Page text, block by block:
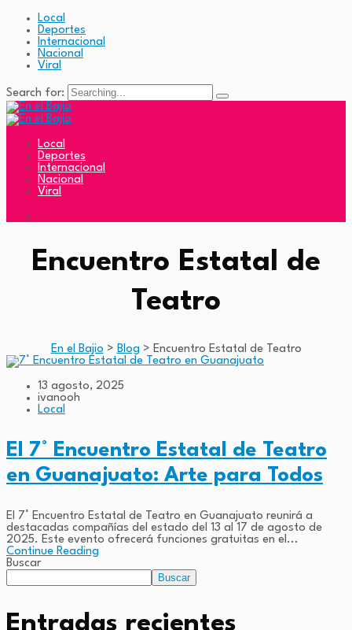
Local
Deportes
Internacional
Nacional
Viral
Search for:
Local
Deportes
Internacional
Nacional
Viral
Encuentro Estatal de
Teatro
En el Bajio > Blog> Encuentro Estatal de Teatro
13 agosto, 2025
ivanooh
Local
El 7° Encuentro Estatal de Teatro
en Guanajuato: Arte para Todos
El 7° Encuentro Estatal de Teatro en Guanajuato reunirá a
destacadas compañías del estado del 13 al 17 de agosto de
2025. Este evento ofrecerá funciones gratuitas en el...
Continue Reading
Buscar
Buscar
Entradas recientes